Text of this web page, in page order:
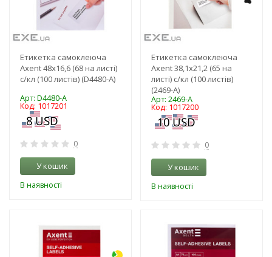
Етикетка самоклеюча
Axent 48x16,6 (68 на листі)
с/кл (100 листів) (D4480-A)
Арт: D4480-A
Код: 1017201
0
У кошик
В наявності
Етикетка самоклеюча
Axent 38,1x21,2 (65 на
листі) с/кл (100 листів)
(2469-A)
Арт: 2469-A
Код: 1017200
0
У кошик
В наявності